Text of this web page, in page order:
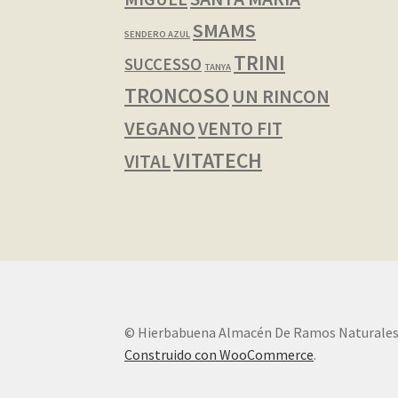
SENDERO AZUL SMAMS
SUCCESSO TANYA TRINI
TRONCOSO UN RINCON
VEGANOVENTO FIT
VITALVITATECH
© Hierbabuena Almacén De Ramos
Construido con WooCommerce.